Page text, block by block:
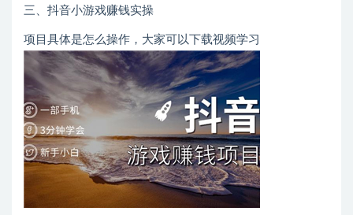
三、抖音小游戏赚钱实操
项目具体是怎么操作，大家可以下载视频学习